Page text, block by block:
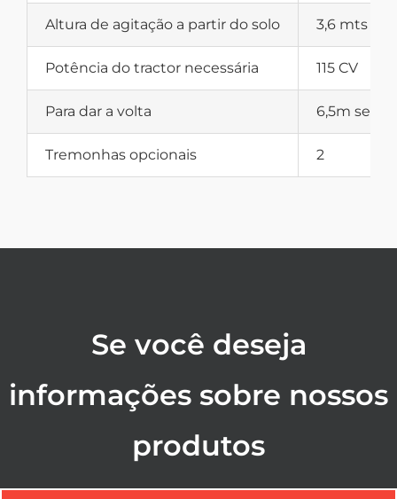
Altura de agitação a partir do solo 3,6 mts
Potência do tractor necessária 115 CV
Para dar a volta 6,5m sem
Tremonhas opcionais 2
Se você deseja
informações sobre nossos
produtos